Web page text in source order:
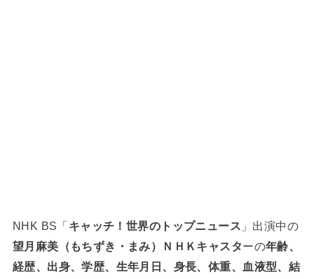
NHK BS「キャッチ！世界のトップニュース 」出演中の
望月麻美（もちずき・まみ）ＮＨＫキャスターの年齢、
経歴、出身、学歴、生年月日、身長、体重、血液型、結